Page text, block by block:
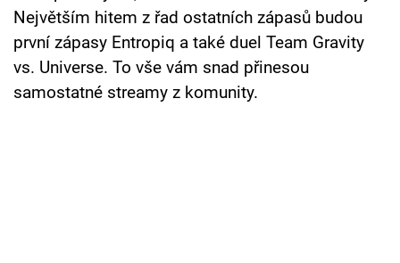
Sledujte nás
Největším hitem z řad ostatních zápasů budou
první zápasy Entropiq a také duel Team Gravity
vs. Universe. To vše vám snad přinesou
samostatné streamy z komunity.